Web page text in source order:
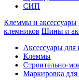
СИП
Клеммы и аксессуары
клемников Шины и
Аксессуары для
Клеммы
Строительно-
Маркировка